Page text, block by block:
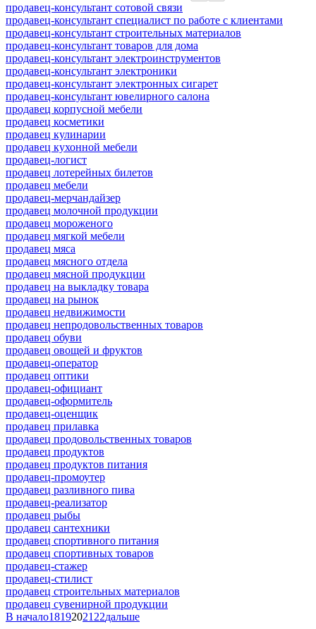
продавец-консультант сотовой связи
продавец-консультант специалист по работе с клиентами
продавец-консультант строительных материалов
продавец-консультант товаров для дома
продавец-консультант электроинструментов
продавец-консультант электроники
продавец-консультант электронных сигарет
продавец-консультант ювелирного салона
продавец корпусной мебели
продавец косметики
продавец кулинарии
продавец кухонной мебели
продавец-логист
продавец лотерейных билетов
продавец мебели
продавец-мерчандайзер
продавец молочной продукции
продавец мороженого
продавец мягкой мебели
продавец мяса
продавец мясного отдела
продавец мясной продукции
продавец на выкладку товара
продавец на рынок
продавец недвижимости
продавец непродовольственных товаров
продавец обуви
продавец овощей и фруктов
продавец-оператор
продавец оптики
продавец-официант
продавец-оформитель
продавец-оценщик
продавец прилавка
продавец продовольственных товаров
продавец продуктов
продавец продуктов питания
продавец-промоутер
продавец разливного пива
продавец-реализатор
продавец рыбы
продавец сантехники
продавец спортивного питания
продавец спортивных товаров
продавец-стажер
продавец-стилист
продавец строительных материалов
продавец сувенирной продукции
В начало18192021 22дальше